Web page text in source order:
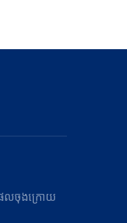
ផលចុងក្រោយ